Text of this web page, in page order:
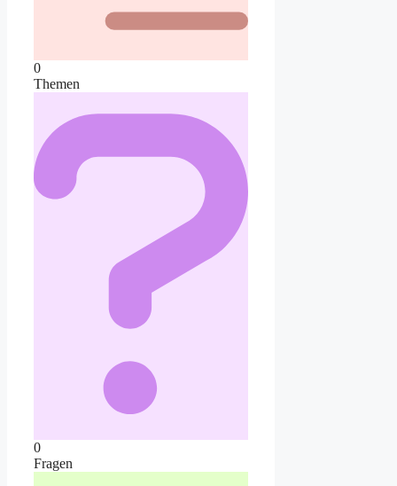
0
Themen
0
Fragen